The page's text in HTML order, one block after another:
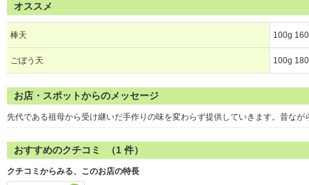
オススメ
棒天 100g
ごぼう天 100g
お店・スポットからのメッセージ
先代である祖母から受け継いだ手作りの味を変わらず提供していきます。昔な
おすすめのクチコミ （1 件）
クチコミからみる、このお店の特長